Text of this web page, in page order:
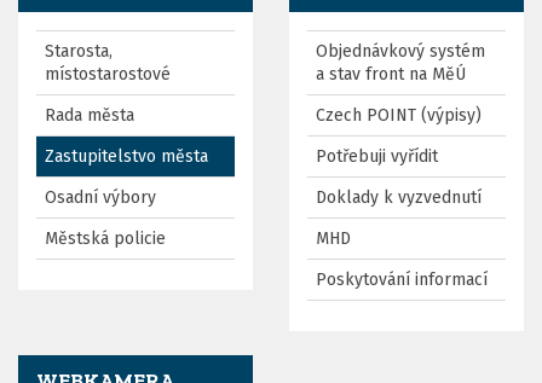
Starosta,
místostarostové
Rada města
Zastupitelstvo města
Osadní výbory
Městská policie
Objednávkový systém
a stav front na MěÚ
Czech POINT (výpisy)
Potřebuji vyřídit
Doklady k vyzvednutí
MHD
Poskytování informací